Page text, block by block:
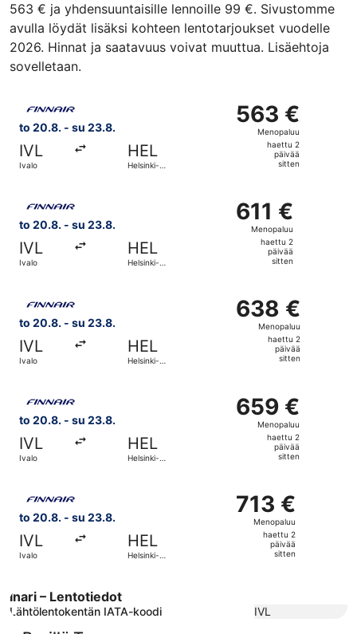
563 € ja yhdensuuntaisille lennoille 99 €. Sivustomme
avulla löydät lisäksi kohteen lentotarjoukset vuodelle
2026. Hinnat ja saatavuus voivat muuttua. Lisäehtoja
sovelletaan.
to 20.8. - su 23.8.
IVL
Ivalo
HEL
Helsinki-
563 €
Menopaluu,
haettu
563 €
Menopaluu
haettu 2
päivää
sitten
to 20.8. - su 23.8.
IVL
Ivalo
HEL
Helsinki-
611 €
Menopaluu,
haettu
611 €
Menopaluu
haettu 2
päivää
sitten
to 20.8. - su 23.8.
IVL
Ivalo
HEL
Helsinki-
638 €
Menopaluu,
haettu
638 €
Menopaluu
haettu 2
päivää
sitten
to 20.8. - su 23.8.
IVL
Ivalo
HEL
Helsinki-
659 €
Menopaluu,
haettu
659 €
Menopaluu
haettu 2
päivää
sitten
to 20.8. - su 23.8.
IVL
Ivalo
HEL
Helsinki-
713 €
Menopaluu,
haettu
713 €
Menopaluu
haettu 2
päivää
sitten
Inari – Lentotiedot
Lähtölentokentän IATA-koodi IVL